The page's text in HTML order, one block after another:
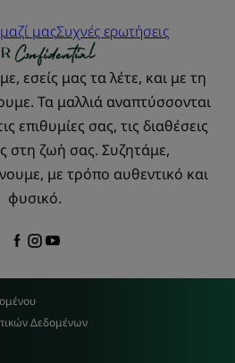
μαςΣυχνές ερωτήσεις
εσείς μας τα λέτε, και με τη
Τα μαλλιά αναπτύσσονται
επιθυμίες σας, τις διαθέσεις
στη ζωή σας. Συζητάμε,
με τρόπο αυθεντικό και
φυσικό.
Δεδομένων